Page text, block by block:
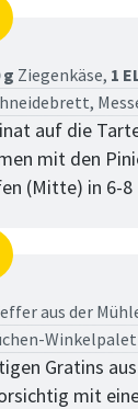
g Ziegenkäse, 1
auf die
mit den
(Mitte) in 6-
aus der
Gratins
mit